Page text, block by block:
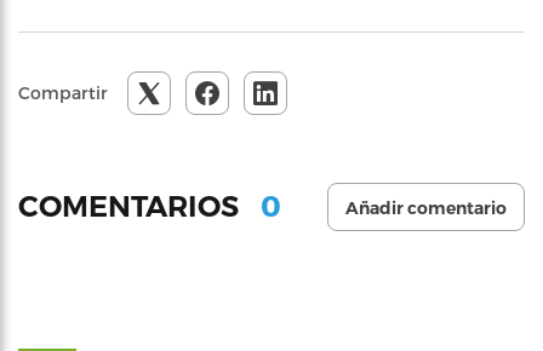
Compartir
COMENTARIOS 0 Añadir comentario